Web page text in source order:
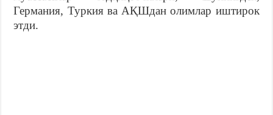
Германия, Туркия ва АҚШдан олимлар иштирок
этди.